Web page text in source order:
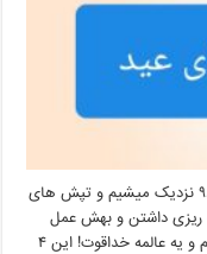
چگونه در عید مطالعه کنیم؟ کم کم داریم به سال ۹۸ نزدیک میشیم و تپش های
ریزی داشتن و بهش عمل
کردن دمتون گرم کلی انرژی مثبت براتون میفرستم و یه عالمه خداقوت! این ۴